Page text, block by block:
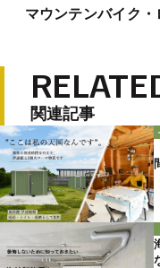
マウンテンバイク
関連記事